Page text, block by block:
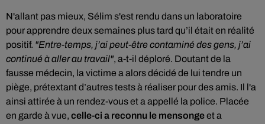
N'allant pas mieux, Sélim s'est rendu dans un laboratoire
pour apprendre deux semaines plus tard qu’il était en réalité
positif. "Entre-temps, j’ai peut-être contaminé des gens, j’ai
continué à aller au travail", a-t-il déploré. Doutant de la
fausse médecin, la victime a alors décidé de lui tendre un
piège, prétextant d’autres tests à réaliser pour des amis. Il l'a
ainsi attirée à un rendez-vous et a appellé la police. Placée
en garde à vue, celle-ci a reconnu le mensongeet a